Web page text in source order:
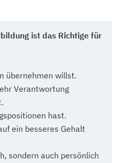
ist das Richtige für
übernehmen willst.
Verantwortung
hast.
ein besseres Gehalt
sondern auch persönlich